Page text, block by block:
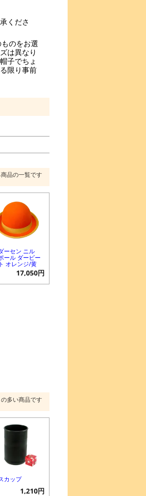
くださ
のをお選
は異なり
子でちょ
限り事前
品の一覧です
ーセン ニル
ール ダービー
オレンジ/黄
17,050円
多い商品です
カップ
1,210円